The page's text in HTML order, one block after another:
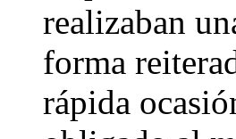
realizaban
forma
rápida